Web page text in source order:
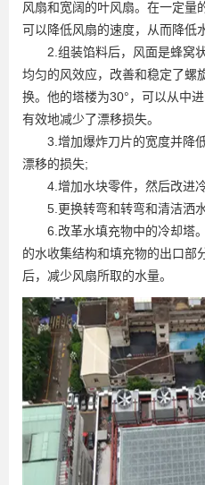
风扇和宽阔的叶风扇。在一定量
可以降低风扇的速度，从而降低
2.组装馅料后，风面是蜂窝状
均匀的风效应，改善和稳定了螺
换。他的塔楼为30°，可以从中
有效地减少了漂移损失。
3.增加爆炸刀片的宽度并降低
漂移的损失;
4.增加水块零件，然后改进
5.更换转弯和转弯和清洁洒水
6.改革水填充物中的冷却塔。
的水收集结构和填充物的出口部
后，减少风扇所取的水量。